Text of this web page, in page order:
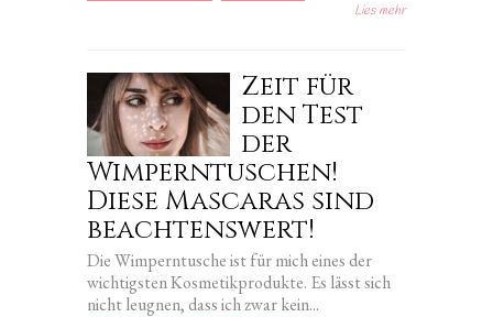
Lies mehr
Zeit für
den Test
der
Wimperntuschen!
Diese Mascaras sind
beachtenswert!
Die Wimperntusche ist für mich eines der
wichtigsten Kosmetikprodukte. Es lässt sich
nicht leugnen, dass ich zwar kein...